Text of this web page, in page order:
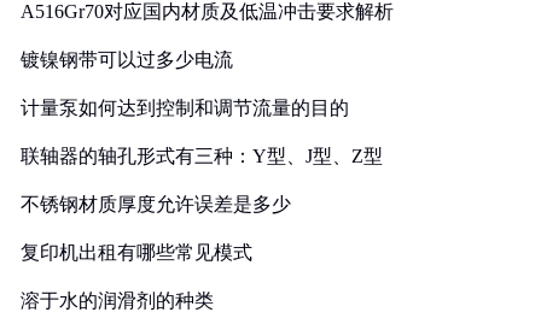
A516Gr70对应国内材质及低温冲击要求解析
镀镍钢带可以过多少电流
计量泵如何达到控制和调节流量的目的
联轴器的轴孔形式有三种：Y型、J型、Z型
不锈钢材质厚度允许误差是多少
复印机出租有哪些常见模式
溶于水的润滑剂的种类